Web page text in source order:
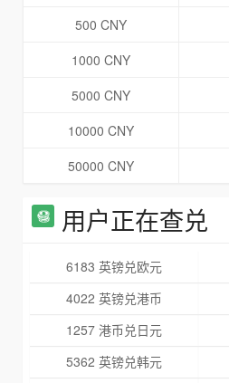
500 CNY
1000 CNY
5000 CNY
10000 CNY
50000 CNY
用户正在查兑
6183 英镑兑欧元
4022 英镑兑港币
1257 港币兑日元
5362 英镑兑韩元